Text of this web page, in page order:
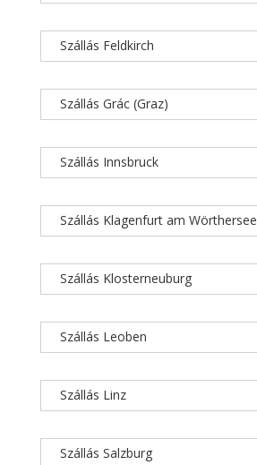
Szállás Feldkirch
Szállás Grác (Graz)
Szállás Innsbruck
Szállás Klagenfurt am Wörthersee
Szállás Klosterneuburg
Szállás Leoben
Szállás Linz
Szállás Salzburg